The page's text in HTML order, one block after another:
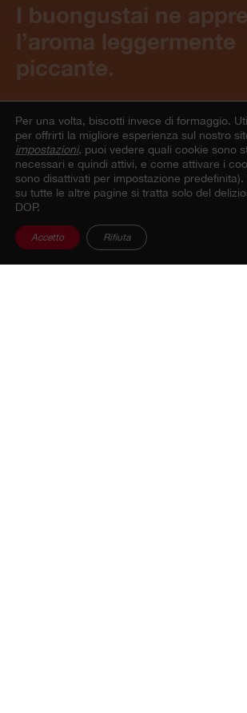
I buongustai ne
l’aroma leggermente
piccante.
Profilo aromatico
Per una volta, biscotti invece di formaggio.
per offrirti la migliore esperienza sul nostro
impostazioni, puoi vedere quali cookie sono
necessari e quindi attivi, e come attivare i
sono disattivati per impostazione
su tutte le altre pagine si tratta solo del
DOP.
Accetto Rifiuta